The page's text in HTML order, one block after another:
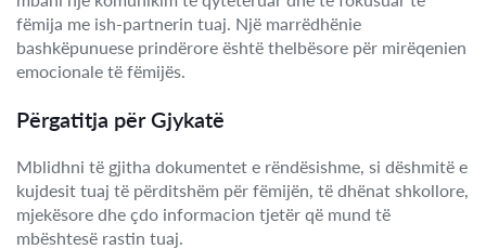
fëmija me ish-partnerin tuaj. Një marrëdhënie
bashkëpunuese prindërore është thelbësore për mirëqenien
emocionale të fëmijës.
Përgatitja për Gjykatë
Mblidhni të gjitha dokumentet e rëndësishme, si dëshmitë e
kujdesit tuaj të përditshëm për fëmijën, të dhënat shkollore,
mjekësore dhe çdo informacion tjetër që mund të
mbështesë rastin tuaj.